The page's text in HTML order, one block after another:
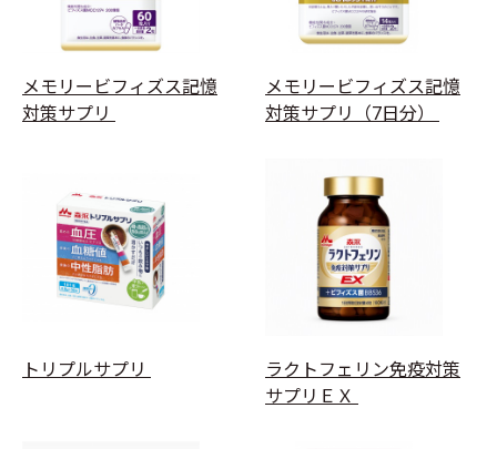
メモリービフィズス記憶
対策サプリ
メモリービフィズス記憶
対策サプリ（7日分）
トリプルサプリ
ラクトフェリン免疫対策
サプリＥＸ